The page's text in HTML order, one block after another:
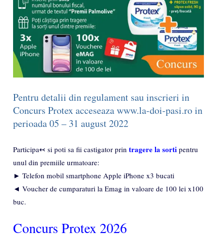
Pentru detalii din regulament sau inscrieri in
Concurs Protex acceseaza www.la-doi-pasi.ro in
perioada 05 – 31 august 2022
Participa↢ si poti sa fii castigator prin tragere la sorti pentru
unul din premiile urmatoare:
► Telefon mobil smartphone Apple iPhone x3 bucati
◄ Voucher de cumparaturi la Emag in valoare de 100 lei x100
buc.
Concurs Protex 2026